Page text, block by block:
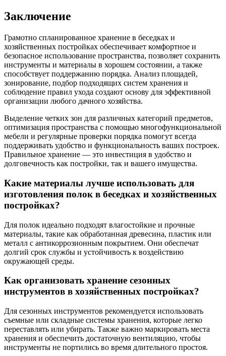
Заключение
Грамотно спланированное хранение в беседках и
хозяйственных постройках обеспечивает комфортное и
безопасное использование пространства, позволяет сохранить
инструменты и материалы в хорошем состоянии, а также
способствует поддержанию порядка. Анализ площадей,
зонирование, подбор подходящих систем хранения и
соблюдение правил ухода создают основу для эффективной
организации любого дачного хозяйства.
Выделение четких зон для различных категорий предметов,
оптимизация пространства с помощью многофункциональной
мебели и регулярные проверки порядка помогут всегда
поддерживать удобство и функциональность ваших построек.
Правильное хранение — это инвестиция в удобство и
долговечность как постройки, так и вашего имущества.
Какие материалы лучше использовать для
изготовления полок в беседках и хозяйственных
постройках?
Для полок идеально подходят влагостойкие и прочные
материалы, такие как обработанная древесина, пластик или
металл с антикоррозионным покрытием. Они обеспечат
долгий срок службы и устойчивость к воздействию
окружающей среды.
Как организовать хранение сезонных
инструментов в хозяйственных постройках?
Для сезонных инструментов рекомендуется использовать
съемные или складные системы хранения, которые легко
переставлять или убирать. Также важно маркировать места
хранения и обеспечить достаточную вентиляцию, чтобы
инструменты не портились во время длительного простоя.